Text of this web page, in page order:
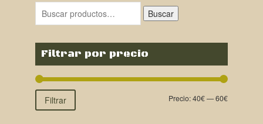
Buscar
Filtrar por precio
Filtrar Precio:40€—60€